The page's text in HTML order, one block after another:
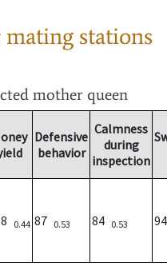
stations
mother queen
Defensive
behavior
Calmness
during
inspection
0.44 87 0.53 84 0.53